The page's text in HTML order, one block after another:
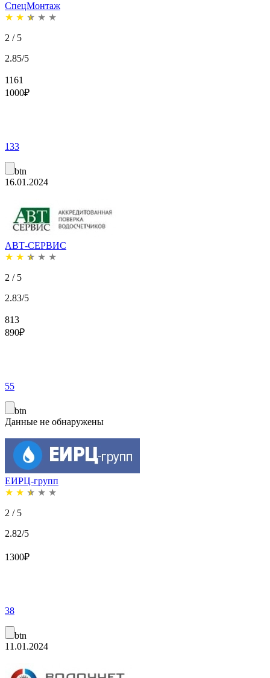
СпецМонтаж
★ ★ ★ ★ ★
2 / 5
2.85/5
1161
1000₽
133
btn
16.01.2024
АВТ-СЕРВИС
★ ★ ★ ★ ★
2 / 5
2.83/5
813
890₽
55
btn
Данные не обнаружены
ЕИРЦ-групп
★ ★ ★ ★ ★
2 / 5
2.82/5
1300₽
38
btn
11.01.2024